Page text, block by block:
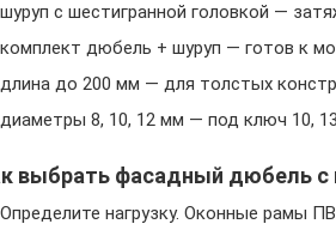
шуруп с шестигранной головкой —
комплект дюбель + шуруп — готов к
длина до 200 мм — для толстых
диаметры 8, 10, 12 мм — под ключ 10,
выбрать фасадный дюбель с
Определите нагрузку. Оконные рамы